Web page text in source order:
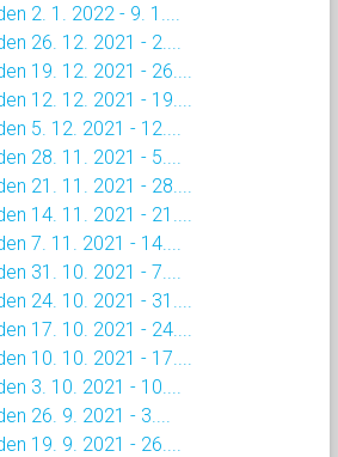
2. 1. 2022 - 9. 1....
26. 12. 2021 - 2....
19. 12. 2021 - 26....
12. 12. 2021 - 19....
5. 12. 2021 - 12....
28. 11. 2021 - 5....
21. 11. 2021 - 28....
14. 11. 2021 - 21....
7. 11. 2021 - 14....
31. 10. 2021 - 7....
24. 10. 2021 - 31....
17. 10. 2021 - 24....
10. 10. 2021 - 17....
3. 10. 2021 - 10....
26. 9. 2021 - 3....
19. 9. 2021 - 26....